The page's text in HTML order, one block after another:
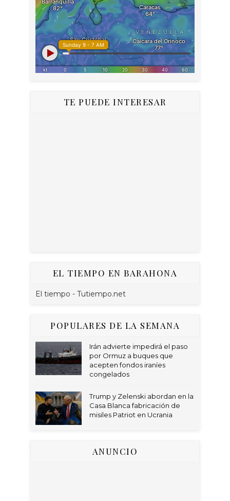
TE PUEDE INTERESAR
EL TIEMPO EN BARAHONA
El tiempo - Tutiempo.net
POPULARES DE LA SEMANA
Irán advierte impedirá el paso
por Ormuz a buques que
acepten fondos iraníes
congelados
Trump y Zelenski abordan en la
Casa Blanca fabricación de
misiles Patriot en Ucrania
ANUNCIO